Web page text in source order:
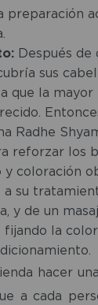
preparación
Después
sus
que la
Radhe
reforzar los
y coloración
su
y de un
fijando la
hacer
a cada